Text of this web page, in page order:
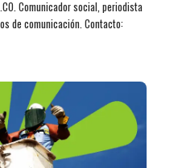
Comunicador social, periodista
de comunicación. Contacto: